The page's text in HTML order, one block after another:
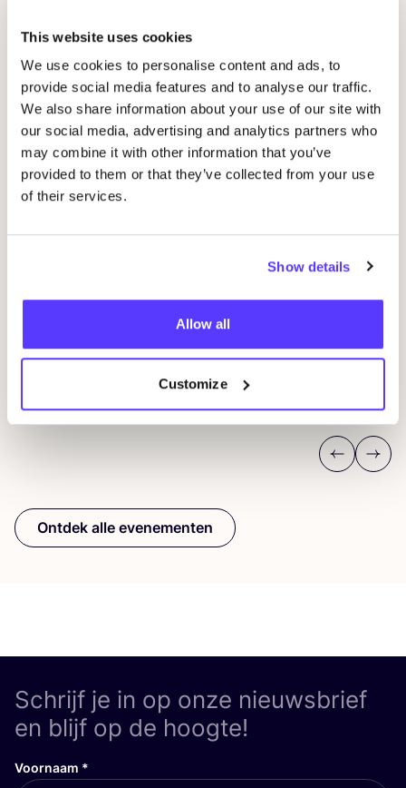
This website uses cookies
We use cookies to personalise content and ads, to
provide social media features and to analyse our traffic.
We also share information about your use of our site with
our social media, advertising and analytics partners who
may combine it with other information that you’ve
provided to them or that they’ve collected from your use
of their services.
Show details
Allow all
Customize
Gerelateerde evenementen
Workshop
REST
Pieter Reypenslei 4-6 2640 Mortsel België
Previous
Next
Ontdek alle evenementen
Schrijf je in op onze nieuwsbrief
en blijf op de hoogte!
Voornaam *